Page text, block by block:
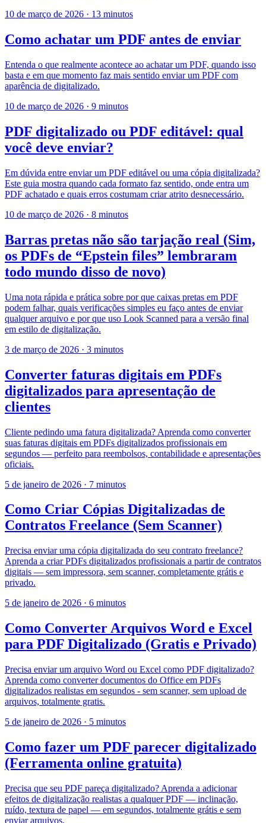
10 de março de 2026 · 13 minutos
Como achatar um PDF antes de enviar
Entenda o que realmente acontece ao achatar um PDF, quando isso
basta e em que momento faz mais sentido enviar um PDF com
aparência de digitalizado.
10 de março de 2026 · 9 minutos
PDF digitalizado ou PDF editável: qual
você deve enviar?
Em dúvida entre enviar um PDF editável ou uma cópia digitalizada?
Este guia mostra quando cada formato faz sentido, onde entra um
PDF achatado e quais erros costumam criar atrito desnecessário.
10 de março de 2026 · 8 minutos
Barras pretas não são tarjação real (Sim,
os PDFs de “Epstein files” lembraram
todo mundo disso de novo)
Uma nota rápida e prática sobre por que caixas pretas em PDF
podem falhar, quais verificações simples eu faço antes de enviar
qualquer arquivo e por que uso Look Scanned para a versão final
em estilo de digitalização.
3 de março de 2026 · 3 minutos
Converter faturas digitais em PDFs
digitalizados para apresentação de
clientes
Cliente pedindo uma fatura digitalizada? Aprenda como converter
suas faturas digitais em PDFs digitalizados profissionais em
segundos — perfeito para reembolsos, contabilidade e apresentações
oficiais.
5 de janeiro de 2026 · 7 minutos
Como Criar Cópias Digitalizadas de
Contratos Freelance (Sem Scanner)
Precisa enviar uma cópia digitalizada do seu contrato freelance?
Aprenda a criar PDFs digitalizados profissionais a partir de contratos
digitais — sem impressora, sem scanner, completamente grátis e
privado.
5 de janeiro de 2026 · 6 minutos
Como Converter Arquivos Word e Excel
para PDF Digitalizado (Gratis e Privado)
Precisa enviar um arquivo Word ou Excel como PDF digitalizado?
Aprenda como converter documentos do Office em PDFs
digitalizados realistas em segundos - sem scanner, sem upload de
arquivos, totalmente gratis.
5 de janeiro de 2026 · 5 minutos
Como fazer um PDF parecer digitalizado
(Ferramenta online gratuita)
Precisa que seu PDF pareça digitalizado? Aprenda a adicionar
efeitos de digitalização realistas a qualquer PDF — inclinação,
ruído, textura de papel — em segundos, totalmente grátis e sem
enviar arquivos.